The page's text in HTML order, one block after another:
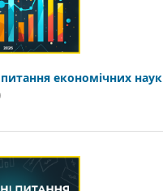
економічних наук